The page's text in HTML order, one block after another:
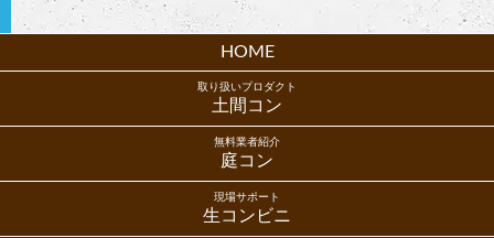
HOME
取り扱いプロダクト
土間コン
無料業者紹介
庭コン
現場サポート
生コンビニ